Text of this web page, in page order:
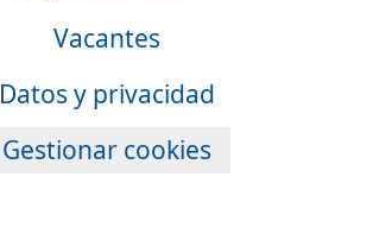
Vacantes
Datos y privacidad
Gestionar cookies